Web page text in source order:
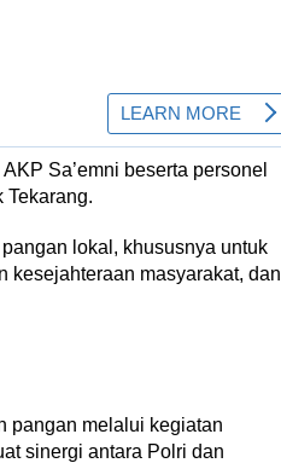
Sa’emni beserta personel
Tekarang.
lokal, khususnya untuk
kesejahteraan masyarakat, dan
pangan melalui kegiatan
sinergi antara Polri dan